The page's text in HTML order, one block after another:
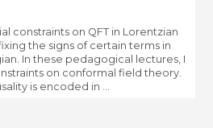
constraints on QFT in Lorentzian
the signs of certain terms in
In these pedagogical lectures, I
on conformal field theory.
is encoded in ...